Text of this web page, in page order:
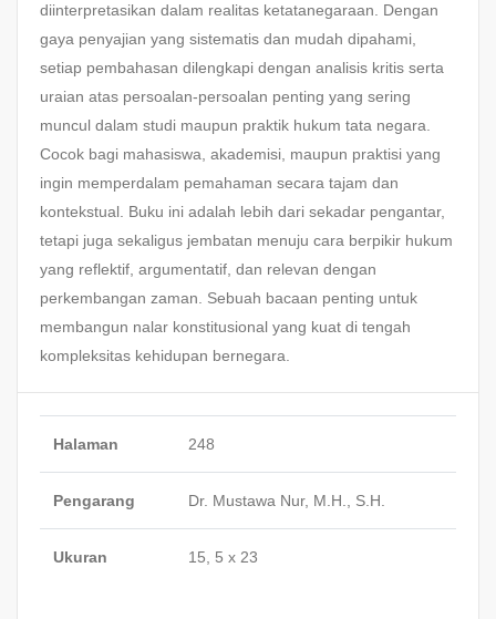
diinterpretasikan dalam realitas ketatanegaraan. Dengan
gaya penyajian yang sistematis dan mudah dipahami,
setiap pembahasan dilengkapi dengan analisis kritis serta
uraian atas persoalan-persoalan penting yang sering
muncul dalam studi maupun praktik hukum tata negara.
Cocok bagi mahasiswa, akademisi, maupun praktisi yang
ingin memperdalam pemahaman secara tajam dan
kontekstual. Buku ini adalah lebih dari sekadar pengantar,
tetapi juga sekaligus jembatan menuju cara berpikir hukum
yang reflektif, argumentatif, dan relevan dengan
perkembangan zaman. Sebuah bacaan penting untuk
membangun nalar konstitusional yang kuat di tengah
kompleksitas kehidupan bernegara.
Halaman 248
Pengarang Dr. Mustawa Nur, M.H., S.H.
Ukuran 15, 5 x 23